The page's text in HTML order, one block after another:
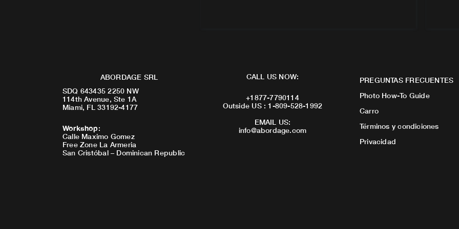
ABORDAGE SRL
SDQ 643435 2250 NW
114th Avenue, Ste 1A
Miami, FL 33192-4177
Workshop:
Calle Maximo Gomez
Free Zone La Armeria
San Cristóbal – Dominican Republic
CALL US NOW:
+1877-7790114
Outside US : 1-809-528-1992
EMAIL US:
info@abordage.com
PREGUNTAS FRECUENTES
Photo How-To Guide
Carro
Términos y condiciones
Privacidad